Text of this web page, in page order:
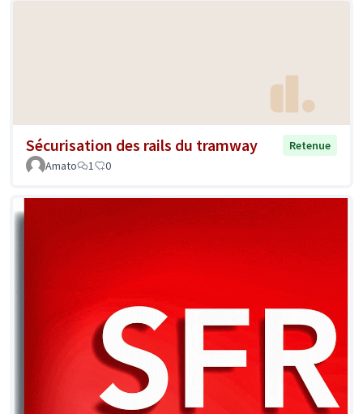
Sécurisation des rails du tramway
Retenue
Amato
1 0